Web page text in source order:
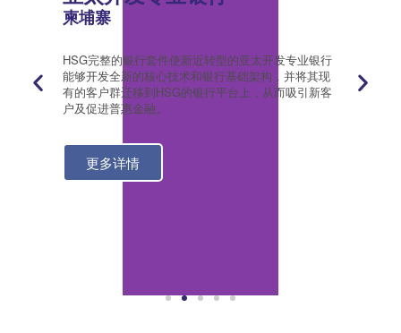
定是
性等各
柬埔寨
HSG完整的银行套件使新近转型的亚太开发专业银行
能够开发全新的核心技术和银行基础架构，并将其现
有的客户群迁移到HSG的银行平台上，从而吸引新客
户及促进普惠金融。
更多详情
络安全